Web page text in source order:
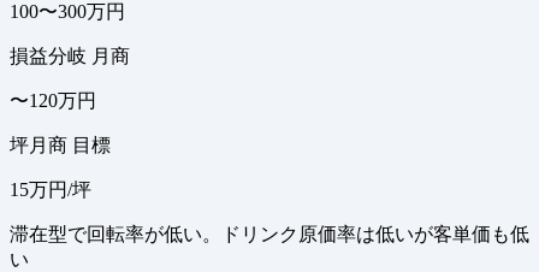
100〜300万円
損益分岐 月商
〜120万円
坪月商 目標
15万円/坪
滞在型で回転率が低い。ドリンク原価率は低いが客単価も低
い